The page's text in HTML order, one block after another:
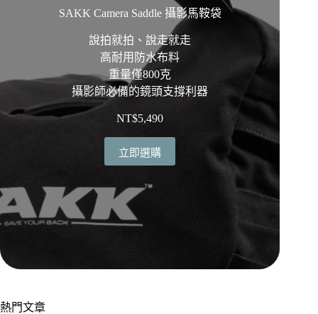
SAKK Camera Saddle 攝影馬鞍袋
說拍就拍、說走就走
高耐用防水布料
重量僅800克
攝影師必備的鏡頭支撐利器
NT$5,490
立即選購
熱門文章